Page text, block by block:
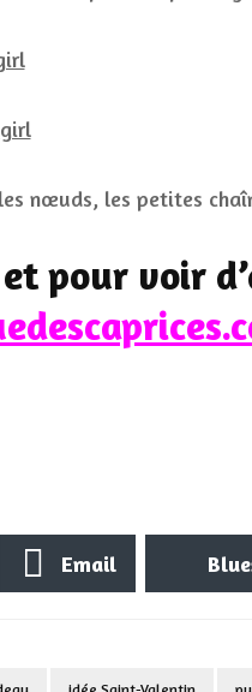
nœuds, les petites
pour voir
Email